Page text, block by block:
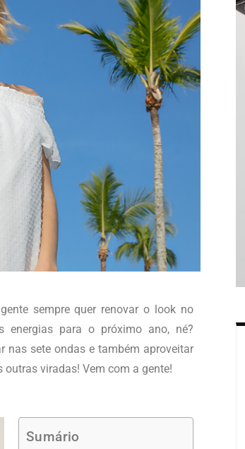
sempre quer renovar o look no
energias para o próximo ano, né?
nas sete ondas e também aproveitar
viradas! Vem com a gente!
Sumário